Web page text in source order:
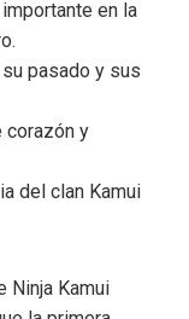
en la
pasado y sus
corazón y
del clan Kamui
Ninja Kamui